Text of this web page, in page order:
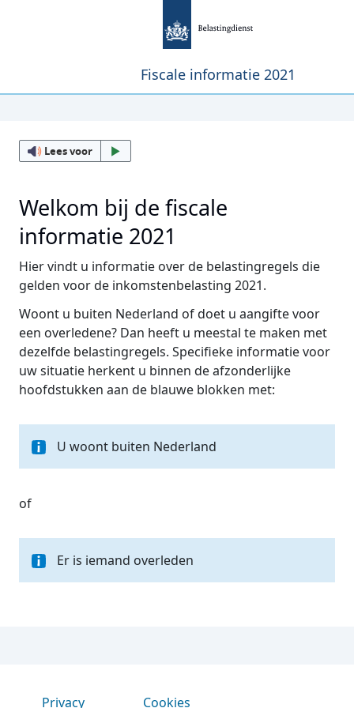
Fiscale informatie 2021
Lees voor
Welkom bij de fiscale
informatie 2021
Hier vindt u informatie over de belastingregels die
gelden voor de inkomstenbelasting 2021.
Woont u buiten Nederland of doet u aangifte voor
een overledene? Dan heeft u meestal te maken met
dezelfde belastingregels. Specifieke informatie voor
uw situatie herkent u binnen de afzonderlijke
hoofdstukken aan de blauwe blokken met:
U woont buiten Nederland
of
Er is iemand overleden